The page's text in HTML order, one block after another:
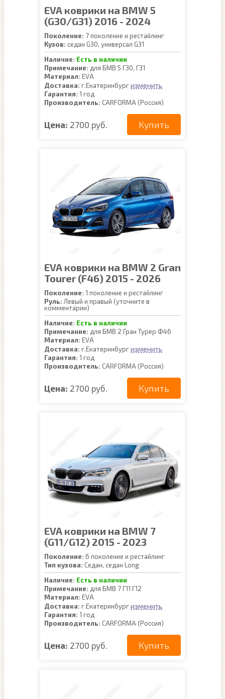
EVA коврики на BMW 5
(G30/G31) 2016 - 2024
Поколение: 7 поколение и рестайлинг
Кузов: седан G30, универсал G31
Наличие: Есть в наличии
Примечание: для БМВ 5 Г30, Г31
Материал: EVA
Доставка: г.Екатеринбургизменить
Гарантия: 1 год
Производитель: CARFORMA (Россия)
Цена: 2700 руб. Купить
EVA коврики на BMW 2 Gran
Tourer (F46) 2015 - 2026
Поколение: 1 поколение и рестайлинг
Руль: Левый и правый (уточните в
комментарии)
Наличие: Есть в наличии
Примечание: для БМВ 2 Гран Турер Ф46
Материал: EVA
Доставка: г.Екатеринбургизменить
Гарантия: 1 год
Производитель: CARFORMA (Россия)
Цена: 2700 руб. Купить
EVA коврики на BMW 7
(G11/G12) 2015 - 2023
Поколение: 6 поколение и рестайлинг
Тип кузова: Седан, седан Long
Наличие: Есть в наличии
Примечание: для БМВ 7 Г11 Г12
Материал: EVA
Доставка: г.Екатеринбургизменить
Гарантия: 1 год
Производитель: CARFORMA (Россия)
Цена: 2700 руб. Купить